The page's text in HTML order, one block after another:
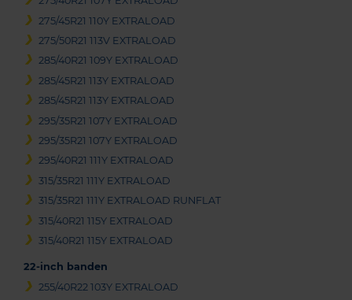
275/45R21 110Y EXTRALOAD
275/50R21 113V EXTRALOAD
285/40R21 109Y EXTRALOAD
285/45R21 113Y EXTRALOAD
285/45R21 113Y EXTRALOAD
295/35R21 107Y EXTRALOAD
295/35R21 107Y EXTRALOAD
295/40R21 111Y EXTRALOAD
315/35R21 111Y EXTRALOAD
315/35R21 111Y EXTRALOAD RUNFLAT
315/40R21 115Y EXTRALOAD
315/40R21 115Y EXTRALOAD
22-inch banden
255/40R22 103Y EXTRALOAD